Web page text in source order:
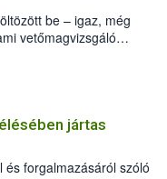
be – igaz, még
vetőmagvizsgáló
Czigler Győző által
jártas
forgalmazásáról szóló